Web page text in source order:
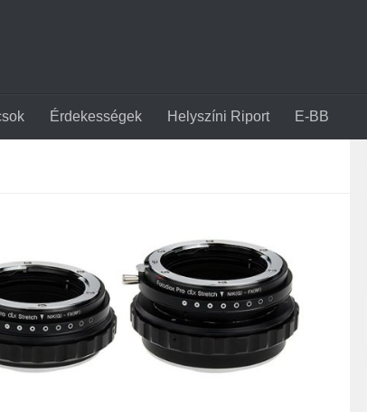
Érdekességek Helyszíni Riport E-BB